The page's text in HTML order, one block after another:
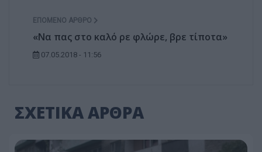
ΕΠΌΜΕΝΟ ΆΡΘΡΟ
«Να πας στο καλό ρε φλώρε, βρε τίποτα»
07.05.2018 - 11:56
ΣΧΕΤΙΚΑ ΑΡΘΡΑ